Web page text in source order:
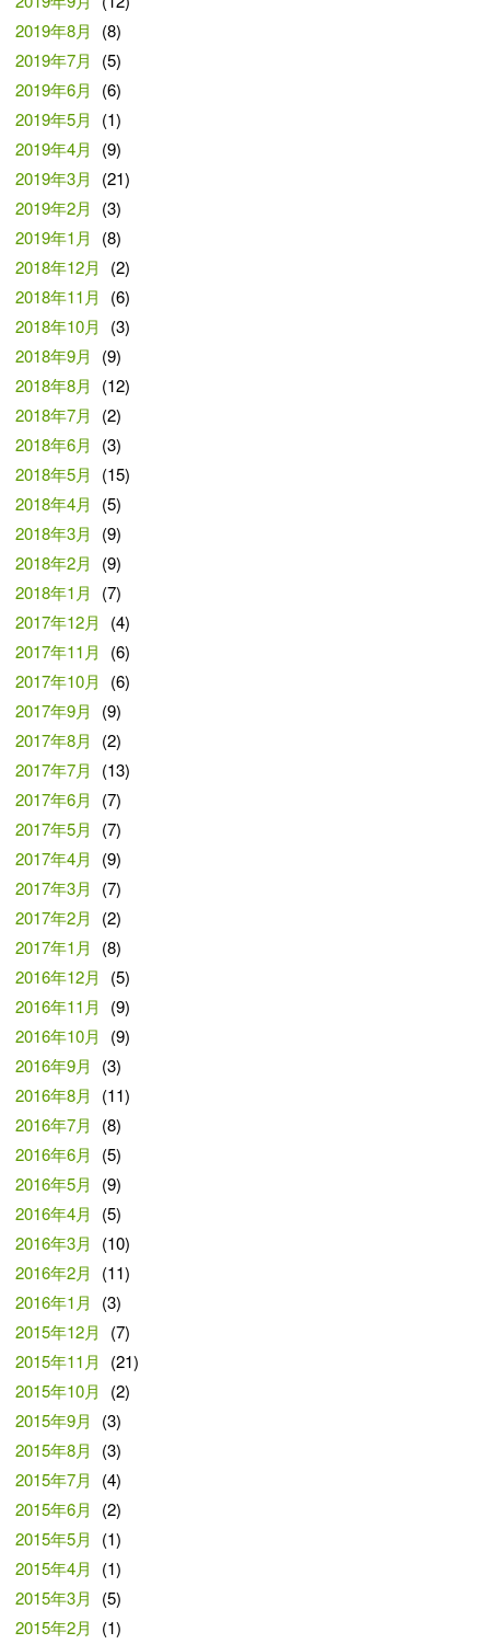
2019年8月
(8)
2019年7月
(5)
2019年6月
(6)
2019年5月
(1)
2019年4月
(9)
2019年3月
(21)
2019年2月
(3)
2019年1月
(8)
2018年12月
(2)
2018年11月
(6)
2018年10月
(3)
2018年9月
(9)
2018年8月
(12)
2018年7月
(2)
2018年6月
(3)
2018年5月
(15)
2018年4月
(5)
2018年3月
(9)
2018年2月
(9)
2018年1月
(7)
2017年12月
(4)
2017年11月
(6)
2017年10月
(6)
2017年9月
(9)
2017年8月
(2)
2017年7月
(13)
2017年6月
(7)
2017年5月
(7)
2017年4月
(9)
2017年3月
(7)
2017年2月
(2)
2017年1月
(8)
2016年12月
(5)
2016年11月
(9)
2016年10月
(9)
2016年9月
(3)
2016年8月
(11)
2016年7月
(8)
2016年6月
(5)
2016年5月
(9)
2016年4月
(5)
2016年3月
(10)
2016年2月
(11)
2016年1月
(3)
2015年12月
(7)
2015年11月
(21)
2015年10月
(2)
2015年9月
(3)
2015年8月
(3)
2015年7月
(4)
2015年6月
(2)
2015年5月
(1)
2015年4月
(1)
2015年3月
(5)
2015年2月
(1)